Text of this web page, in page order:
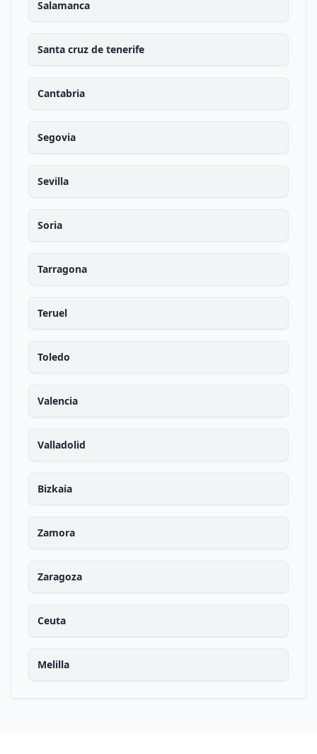
Salamanca
Santa cruz de tenerife
Cantabria
Segovia
Sevilla
Soria
Tarragona
Teruel
Toledo
Valencia
Valladolid
Bizkaia
Zamora
Zaragoza
Ceuta
Melilla